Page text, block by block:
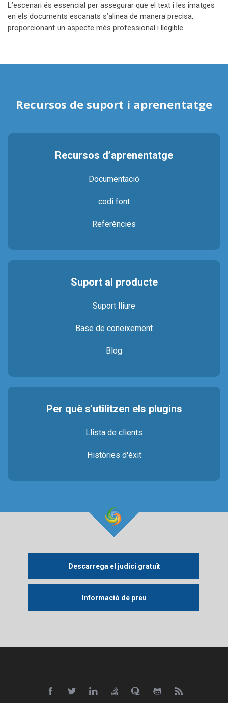
L’escenari és essencial per assegurar que el text i les imatges
en els documents escanats s’alinea de manera precisa,
proporcionant un aspecte més professional i llegible.
Recursos de suport i aprenentatge
Recursos d’aprenentatge
Documentació
codi font
Referències
Suport al producte
Suport lliure
Base de coneixement
Blog
Per què s'utilitzen els plugins
Llista de clients
Històries d'èxit
Descarrega el judici gratuït
Informació de preu